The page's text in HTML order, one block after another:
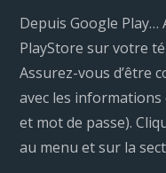
Depuis Google Play…
PlayStore sur votre
Assurez-vous d’être
avec les informations
et mot de passe).
au menu et sur la